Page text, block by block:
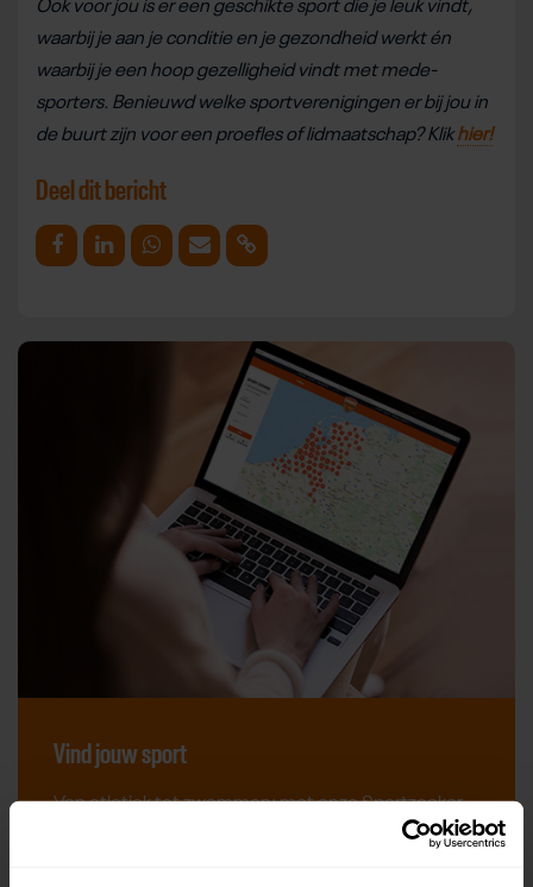
Ook voor jou is er een geschikte sport die je leuk vindt,
waarbij je aan je conditie en je gezondheid werkt én
waarbij je een hoop gezelligheid vindt met mede-
sporters. Benieuwd welke sportverenigingen er bij jou in
de buurt zijn voor een proefles of lidmaatschap? Klikhier!
Deel dit bericht
Deel op Facebook
Deel op LinkedinDeel op Whatsapp
Mail link Kopieer link
Vind jouw sport
Van atletiek tot zwemmen: met onze Sportzoeker
vind je gemakkelijk jouw favoriete sport of activiteit.